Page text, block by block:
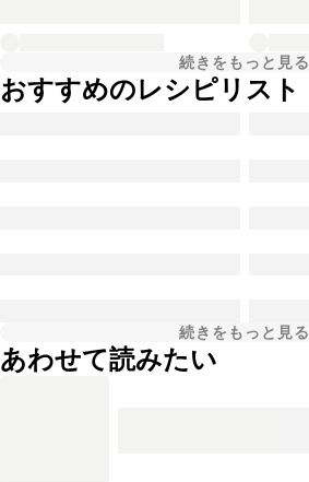
続きをもっと見る
おすすめのレシピリスト
続きをもっと見る
あわせて読みたい